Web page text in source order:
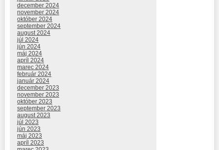
december 2024
november 2024
október 2024
september 2024
august 2024
júl 2024
jún 2024
máj 2024
apríl 2024
marec 2024
február 2024
január 2024
december 2023
november 2023
október 2023
september 2023
august 2023
júl 2023
jún 2023
máj 2023
apríl 2023